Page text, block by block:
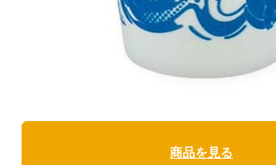
商品を見る